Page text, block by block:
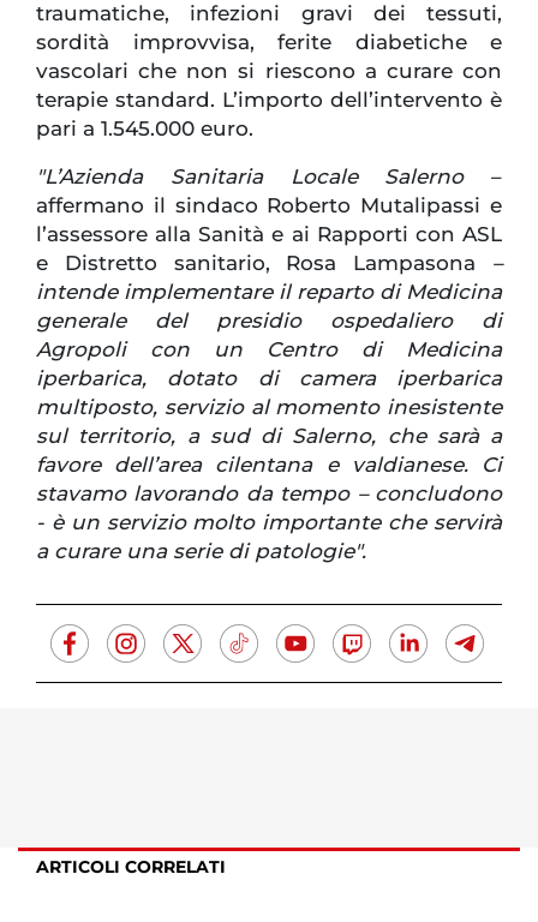
traumatiche, infezioni gravi dei tessuti,
sordità improvvisa, ferite diabetiche e
vascolari che non si riescono a curare con
terapie standard. L’importo dell’intervento è
pari a 1.545.000 euro.
"L’Azienda Sanitaria Locale Salerno –
affermano il sindaco Roberto Mutalipassi e
l’assessore alla Sanità e ai Rapporti con ASL
e Distretto sanitario, Rosa Lampasona –
intende implementare il reparto di Medicina
generale del presidio ospedaliero di
Agropoli con un Centro di Medicina
iperbarica, dotato di camera iperbarica
multiposto, servizio al momento inesistente
sul territorio, a sud di Salerno, che sarà a
favore dell’area cilentana e valdianese. Ci
stavamo lavorando da tempo – concludono
- è un servizio molto importante che servirà
a curare una serie di patologie".
ARTICOLI CORRELATI